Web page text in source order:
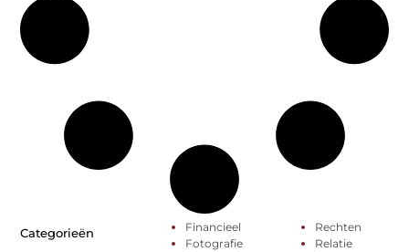
Categorieën
Financieel
Fotografie
Rechten
Relatie